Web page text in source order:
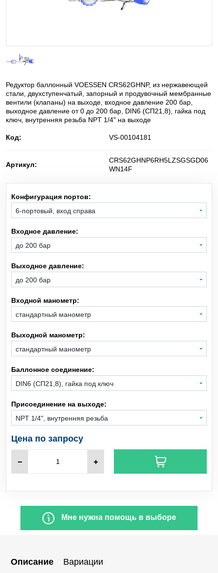
Редуктор баллонный VOESSEN CRS62GHNP, из нержавеющей
стали, двухступенчатый, запорный и продувочный мембранные
вентили (клапаны) на выходе, входное давление 200 бар,
выходное давление от 0 до 200 бар, DIN6 (СП21,8), гайка под
ключ, внутренняя резьба NPT 1/4" на выходе
Код: VS-00104181
Артикул:
CRS62GHNP6RH5LZSGSGD06
WN14F
Конфигурация портов:
6-портовый, вход справа
Входное давление:
до 200 бар
Выходное давление:
до 200 бар
Входной манометр:
стандартный манометр
Выходной манометр:
стандартный манометр
Баллонное соединение:
DIN6 (СП21,8), гайка под ключ
Присоединение на выходе:
NPT 1/4", внутренняя резьба
Цена по запросу
Мне нужна помощь в выборе
Описание Вариации
Диоксид азота
D2Дейтерий
2 Cl 2 Дихлорсилан
N O
i-C4H8изо-Бутилен
KrКриптон
CH4Метан
SiH4Моносилан
NeНеон
C2H4OОксид этилена
3 H8Пропан
C3H6Пропилен
SO Сернистый ангидрид
H2SСероводород
Тетрахлорид кремния
BCl3Бор треххлористый